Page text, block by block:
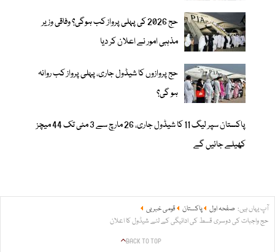
حج 2026 کی پہلی پرواز کب ہوگی؟ وفاقی وزیر
مذہبی امور نے اعلان کر دیا
حج پروازوں کا شیڈول جاری، پہلی پرواز کب روانہ
ہو گی؟
پاکستان سپر لیگ 11 کا شیڈول جاری، 26 مارچ سے 3 مئی تک 44 میچز
کھیلے جائیں گے
آپ یہاں ہیں: صفحہ اول پاکستان
قومی خبریں
حج واجبات کی دوسری قسط کی ادائیگی کے لئے شیڈول کا اعلان
BACK TO TOP